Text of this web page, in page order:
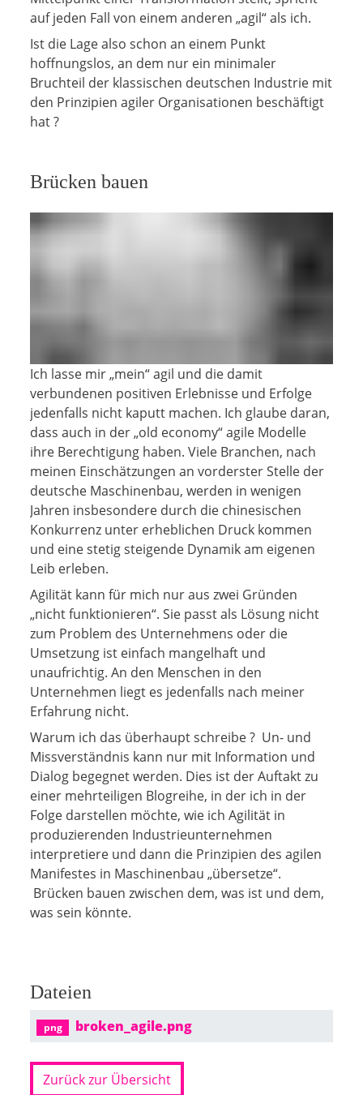
auf jeden Fall von einem anderen „agil“ als ich.
Ist die Lage also schon an einem Punkt
hoffnungslos, an dem nur ein minimaler
Bruchteil der klassischen deutschen Industrie mit
den Prinzipien agiler Organisationen beschäftigt
hat ?
Brücken bauen
Ich lasse mir „mein“ agil und die damit
verbundenen positiven Erlebnisse und Erfolge
jedenfalls nicht kaputt machen. Ich glaube daran,
dass auch in der „old economy“ agile Modelle
ihre Berechtigung haben. Viele Branchen, nach
meinen Einschätzungen an vorderster Stelle der
deutsche Maschinenbau, werden in wenigen
Jahren insbesondere durch die chinesischen
Konkurrenz unter erheblichen Druck kommen
und eine stetig steigende Dynamik am eigenen
Leib erleben.
Agilität kann für mich nur aus zwei Gründen
„nicht funktionieren“. Sie passt als Lösung nicht
zum Problem des Unternehmens oder die
Umsetzung ist einfach mangelhaft und
unaufrichtig. An den Menschen in den
Unternehmen liegt es jedenfalls nach meiner
Erfahrung nicht.
Warum ich das überhaupt schreibe ? Un- und
Missverständnis kann nur mit Information und
Dialog begegnet werden. Dies ist der Auftakt zu
einer mehrteiligen Blogreihe, in der ich in der
Folge darstellen möchte, wie ich Agilität in
produzierenden Industrieunternehmen
interpretiere und dann die Prinzipien des agilen
Manifestes in Maschinenbau „übersetze“.
Brücken bauen zwischen dem, was ist und dem,
was sein könnte.
Dateien
png broken_agile.png
Zurück zur Übersicht